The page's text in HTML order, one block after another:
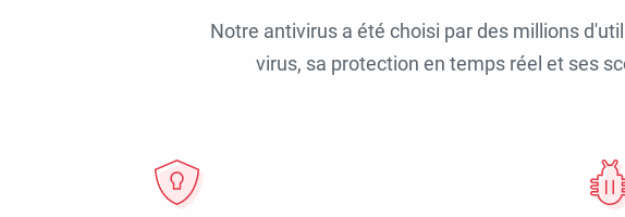
Notre antivirus a été choisi par des millions
virus, sa protection en temps réel et ses